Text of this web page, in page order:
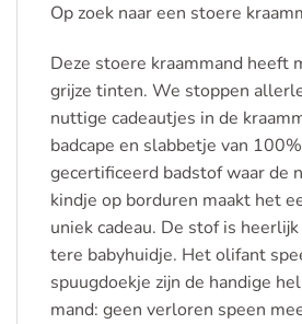
Op zoek naar een stoere
Deze stoere kraammand heeft
grijze tinten. We stoppen
nuttige cadeautjes in de
badcape en slabbetje van
gecertificeerd badstof waar de
kindje op borduren maakt het
uniek cadeau. De stof is
tere babyhuidje. Het olifant
spuugdoekje zijn de handige
mand: geen verloren speen